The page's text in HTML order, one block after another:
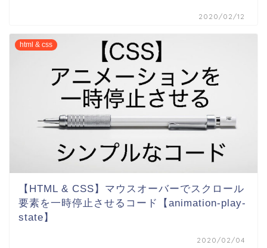
2020/02/12
html & css
【HTML & CSS】マウスオーバーでスクロール
要素を一時停止させるコード【animation-play-
state】
2020/02/04